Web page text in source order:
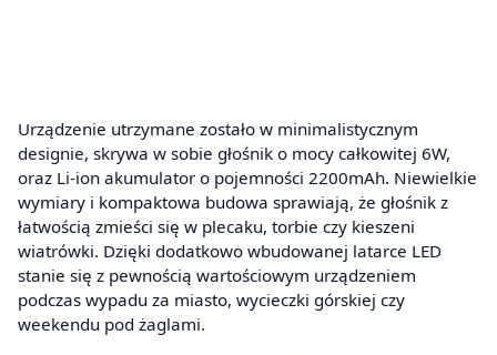
Urządzenie utrzymane zostało w minimalistycznym
designie, skrywa w sobie głośnik o mocy całkowitej 6W,
oraz Li-ion akumulator o pojemności 2200mAh. Niewielkie
wymiary i kompaktowa budowa sprawiają, że głośnik z
łatwością zmieści się w plecaku, torbie czy kieszeni
wiatrówki. Dzięki dodatkowo wbudowanej latarce LED
stanie się z pewnością wartościowym urządzeniem
podczas wypadu za miasto, wycieczki górskiej czy
weekendu pod żaglami.